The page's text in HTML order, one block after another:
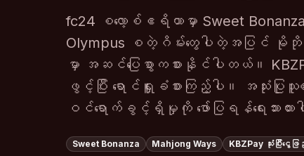
fc24 စလော့စ်ဧရိယာမှာ Sweet
Olympus စတဲ့ဂိမ်းတွေပါတဲ့အပြင် မိုဘိုင်
မှာ အဆင်ပြေစွာကစားနိုင်ပါတယ်။
ဖွင့်ပြီး ရောင်ရှူးခံစားကြည့်ပါ။ အသုံးပ
ဝင်ရောက်ခွင့်ရှိမှုကို ဖော်ပြရန်ရေးသားထာ
Sweet Bonanza Mahjong Ways KBZPay သုံးပြီးငွေ